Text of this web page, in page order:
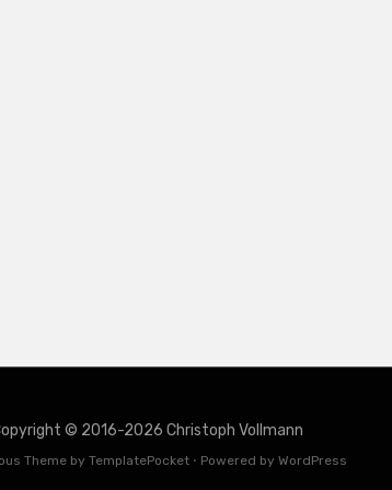
© 2016-2026 Christoph Vollmann
Theme by TemplatePocket ⋅ Powered by WordPress